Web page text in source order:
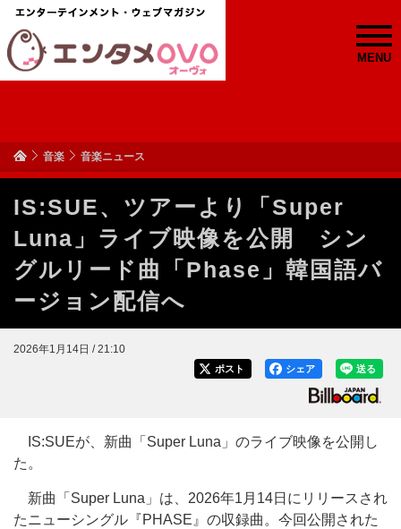
MENU
音楽 音楽ニュース
IS:SUE、ツアーより「Super
Luna」ライブ映像を公開 シン
グルリード曲「Phase」韓国語バ
ージョン配信へ
2026年1月14日 / 21:10
送る
シェア
ポスト
IS:SUEが、新曲「Super Luna」のライブ映像を公開し
た。
新曲「Super Luna」は、2026年1月14日にリリースされ
たニューシングル『PHASE』の収録曲。今回公開された